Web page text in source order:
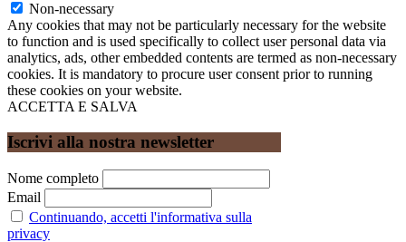
Non-necessary
Any cookies that may not be particularly necessary for the website
to function and is used specifically to collect user personal data via
analytics, ads, other embedded contents are termed as non-necessary
cookies. It is mandatory to procure user consent prior to running
these cookies on your website.
ACCETTA E SALVA
Iscrivi alla nostra newsletter
Nome completo
Email
Continuando, accetti l'informativa sulla
privacy